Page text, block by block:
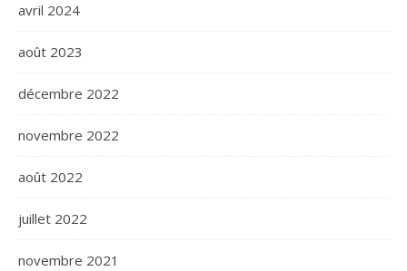
avril 2024
août 2023
décembre 2022
novembre 2022
août 2022
juillet 2022
novembre 2021